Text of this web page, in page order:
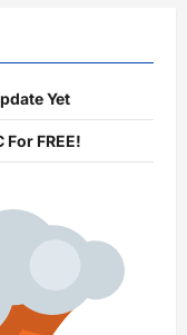
Yet
For FREE!